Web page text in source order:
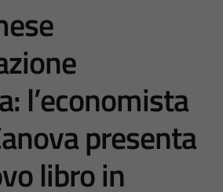
l’economista
presenta
libro in